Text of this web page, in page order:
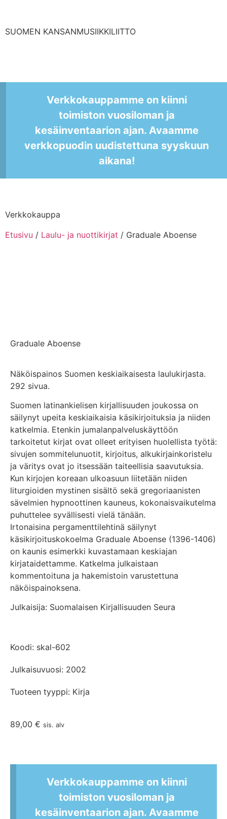
SUOMEN KANSANMUSIIKKILIITTO
Verkkokauppamme on kiinni
toimiston vuosiloman ja
kesäinventaarion ajan. Avaamme
verkkopuodin uudistettuna syyskuun
aikana!
Verkkokauppa
Etusivu / Laulu- ja nuottikirjat / Graduale Aboense
Graduale Aboense
Näköispainos Suomen keskiaikaisesta laulukirjasta.
292 sivua.
Suomen latinankielisen kirjallisuuden joukossa on
säilynyt upeita keskiaikaisia käsikirjoituksia ja niiden
katkelmia. Etenkin jumalanpalveluskäyttöön
tarkoitetut kirjat ovat olleet erityisen huolellista työtä:
sivujen sommitelunuotit, kirjoitus, alkukirjainkoristelu
ja väritys ovat jo itsessään taiteellisia saavutuksia.
Kun kirjojen koreaan ulkoasuun liitetään niiden
liturgioiden mystinen sisältö sekä gregoriaanisten
sävelmien hypnoottinen kauneus, kokonaisvaikutelma
puhuttelee syvällisesti vielä tänään.
Irtonaisina pergamenttilehtinä säilynyt
käsikirjoituskokoelma Graduale Aboense (1396-1406)
on kaunis esimerkki kuvastamaan keskiajan
kirjataidettamme. Katkelma julkaistaan
kommentoituna ja hakemistoin varustettuna
näköispainoksena.
Julkaisija: Suomalaisen Kirjallisuuden Seura
Koodi: skal-602
Julkaisuvuosi: 2002
Tuoteen tyyppi: Kirja
89,00 € sis. alv
Verkkokauppamme on kiinni
toimiston vuosiloman ja
kesäinventaarion ajan. Avaamme